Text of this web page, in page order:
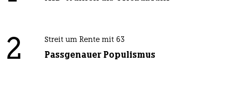
2 Streit um Rente mit 63
Passgenauer Populismus